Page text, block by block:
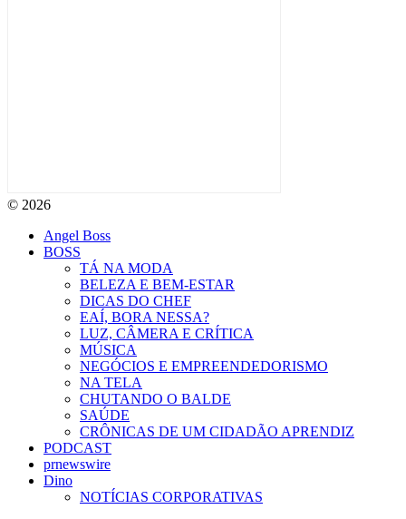
© 2026
Angel Boss
BOSS
TÁ NA MODA
BELEZA E BEM-ESTAR
DICAS DO CHEF
EAÍ, BORA NESSA?
LUZ, CÂMERA E CRÍTICA
MÚSICA
NEGÓCIOS E EMPREENDEDORISMO
NA TELA
CHUTANDO O BALDE
SAÚDE
CRÔNICAS DE UM CIDADÃO APRENDIZ
PODCAST
prnewswire
Dino
NOTÍCIAS CORPORATIVAS